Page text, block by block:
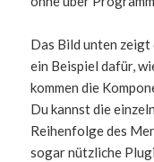
Das Bild unten zeigt
ein Beispiel dafür,
kommen die
Du kannst die
Reihenfolge des
sogar nützliche